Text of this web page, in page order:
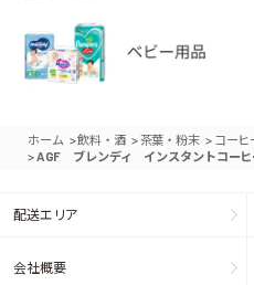
ホーム >飲料・酒 >茶葉・粉末 > コーヒ
>AGF ブレンディ インスタントコー
配送エリア
会社概要